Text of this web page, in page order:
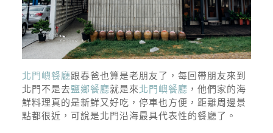
北門嶼餐廳跟春爸也算是老朋友了，每回帶朋友來到
北門不是去鹽鄉餐廳就是來北門嶼餐廳 ，他們家的海
鮮料理真的是新鮮又好吃，停車也方便，距離周邊景
點都很近，可說是北門沿海最具代表性的餐廳了。